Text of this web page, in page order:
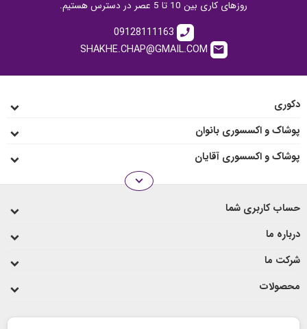
روزهای کاری بین 10 تا 5 عصر در دسترس هستیم.
call
09128111163
email
دکوری
پوشاک و اکسسوری بانوان
پوشاک و اکسسوری آقایان
انواع رو میزی
لیوان و ماگ
expand_more
حساب کاربری شما
درباره ما
شرکت ما
محصولات